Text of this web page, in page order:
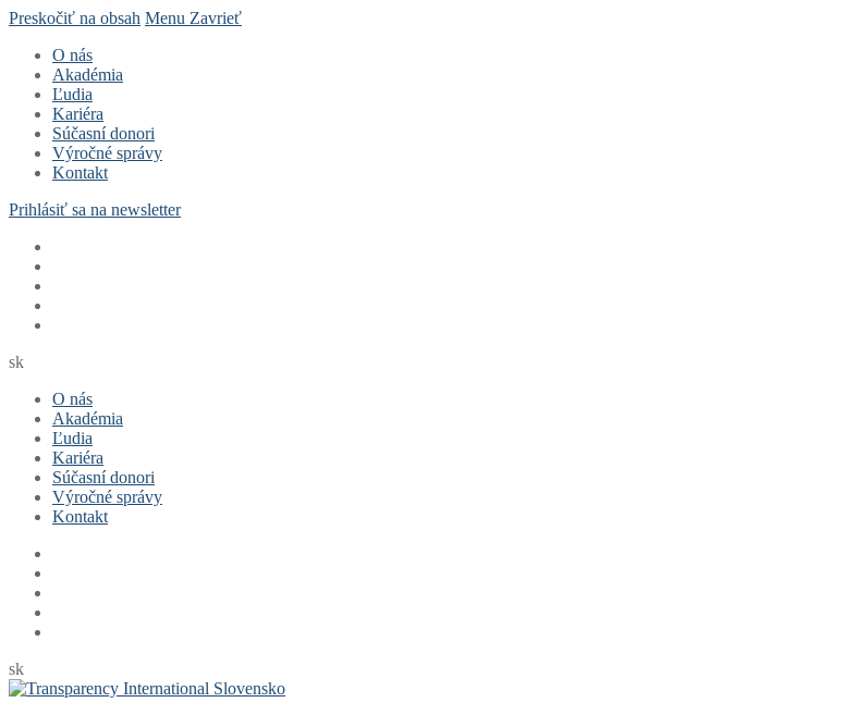
Preskočiť na obsah Menu Zavrieť
O nás
Akadémia
Ľudia
Kariéra
Súčasní donori
Výročné správy
Kontakt
Prihlásiť sa na newsletter
sk
O nás
Akadémia
Ľudia
Kariéra
Súčasní donori
Výročné správy
Kontakt
sk